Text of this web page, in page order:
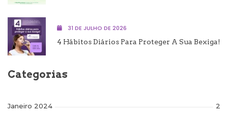
31 DE JULHO DE 2026
4 Hábitos Diários Para Proteger A Sua Bexiga!
Categorias
Janeiro 2024 2